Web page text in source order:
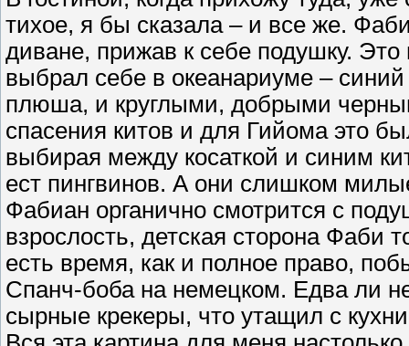
тихое, я бы сказала – и все же.
диване, прижав к себе подушку.
выбрал себе в океанариуме –
плюша, и круглыми, добрыми
спасения китов и для Гийома это
выбирая между косаткой и синим
ест пингвинов. А они слишком
Фабиан органично смотрится с
взрослость, детская сторона Фаби
есть время, как и полное право,
Спанч-боба на немецком. Едва ли
сырные крекеры, что утащил с